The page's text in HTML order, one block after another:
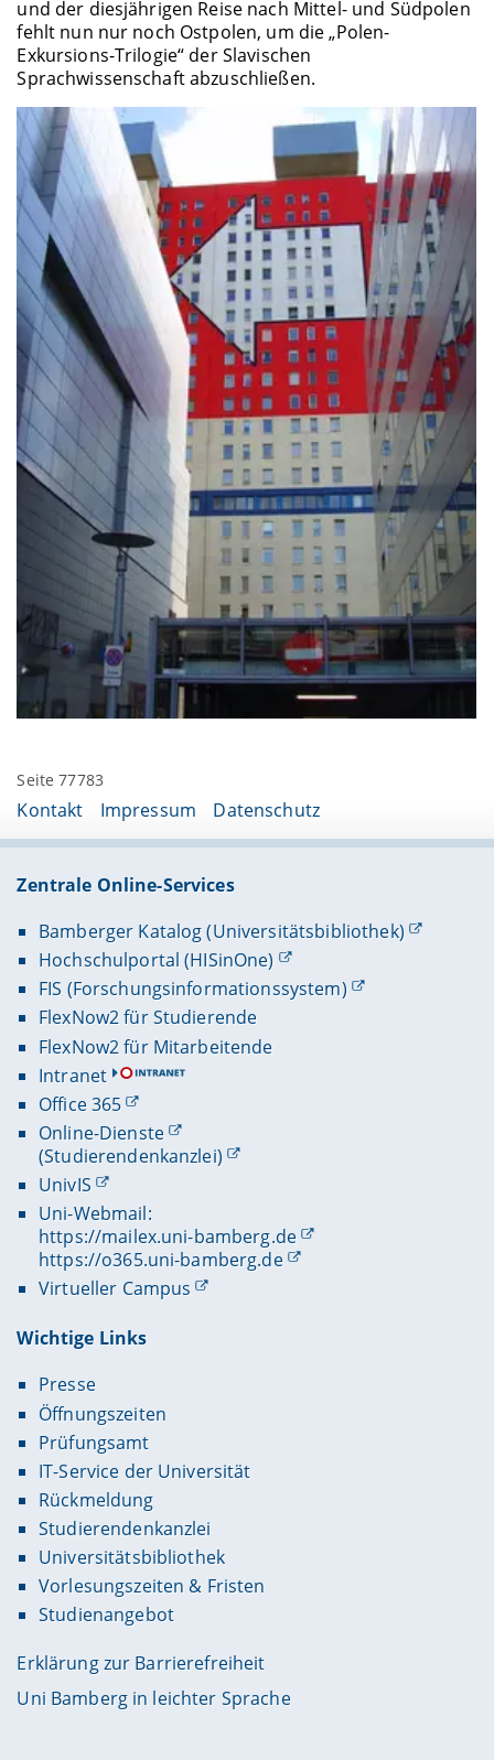
und der diesjährigen Reise nach Mittel- und Südpolen
fehlt nun nur noch Ostpolen, um die „Polen-
Exkursions-Trilogie“ der Slavischen
Sprachwissenschaft abzuschließen.
Seite 77783
Kontakt Impressum Datenschutz
Zentrale Online-Services
Bamberger Katalog (Universitätsbibliothek)
Hochschulportal (HISinOne)
FIS (Forschungsinformationssystem)
FlexNow2 für Studierende
FlexNow2 für Mitarbeitende
Intranet
Office 365
Online-Dienste
(Studierendenkanzlei)
UnivIS
Uni-Webmail:
https://mailex.uni-bamberg.de
https://o365.uni-bamberg.de
Virtueller Campus
Wichtige Links
Presse
Öffnungszeiten
Prüfungsamt
IT-Service der Universität
Rückmeldung
Studierendenkanzlei
Universitätsbibliothek
Vorlesungszeiten & Fristen
Studienangebot
Erklärung zur Barrierefreiheit
Uni Bamberg in leichter Sprache